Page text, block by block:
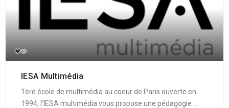
IESA Multimédia
1ère école de multimédia au coeur de Paris ouverte en
1994, l'IESA multimédia vous propose une pédagogie ...